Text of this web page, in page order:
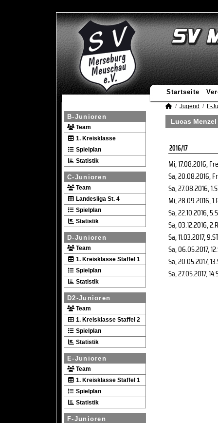
Startseite
B-Junioren
Team
1. Kreisklasse
Spielplan
Statistik
C-Junioren
Team
Landesliga St. 4
Spielplan
Statistik
D-Junioren
Team
1. Kreisklasse Staffel 1
Spielplan
Statistik
D2-Junioren
Team
1. Kreisklasse Staffel 2
Spielplan
Statistik
E-Junioren
Team
1. Kreisklasse Staffel 1
Spielplan
Statistik
F-Junioren
Jugend F-
Lucas
2016/17
Mi, 17.08.2016,
Sa, 20.08.2016,
Sa, 27.08.2016,
Mi, 28.09.2016,
Sa, 22.10.2016,
Sa, 03.12.2016, 2.R
Sa, 11.03.2017,
Sa, 06.05.2017,
Sa, 20.05.2017,
Sa, 27.05.2017,